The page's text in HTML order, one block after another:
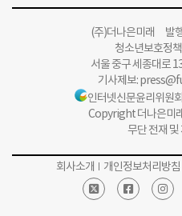
(주)더나은미래 발
청소년보호정
서울 중구 세종대로
기사제보:
인터넷신문윤리위원
Copyright 더나은미
무단 전재 및
회사소개 개인정보처리방침